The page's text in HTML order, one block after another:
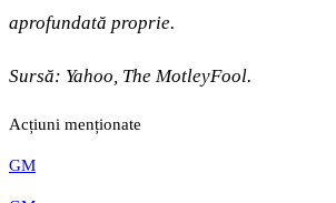
aprofundată proprie.
Sursă: Yahoo, The MotleyFool.
Acțiuni menționate
GM